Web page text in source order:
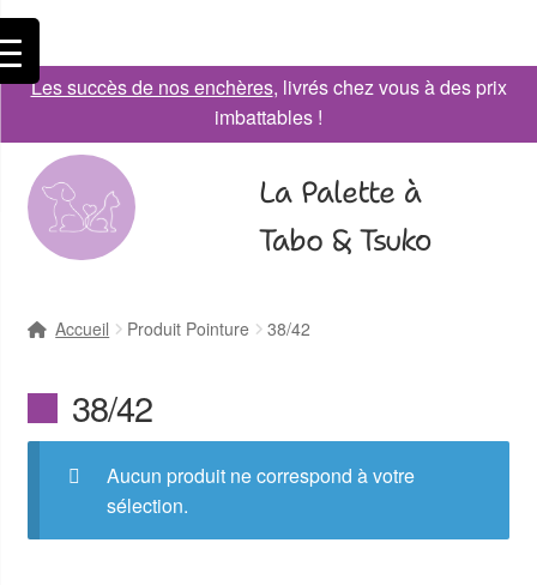
Les succès de nos enchères, livrés chez vous à des prix
imbattables !
La Palette à
Tabo & Tsuko
Accueil Produit Pointure 38/42
38/42
Aucun produit ne correspond à votre
sélection.